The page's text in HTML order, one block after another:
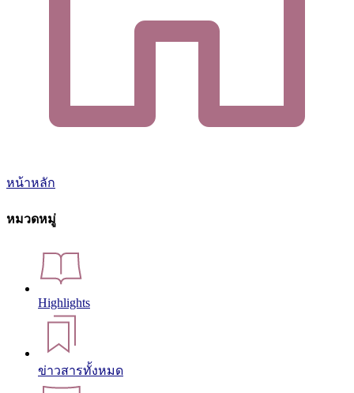
หน้าหลัก
หมวดหมู่
Highlights
ข่าวสารทั้งหมด